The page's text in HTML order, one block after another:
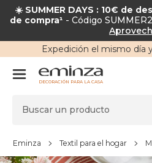
☀️ SUMMER DAYS : 10€ de
de compra¹ - Código
Expedición el mismo día
DECORACIÓN PARA LA CASA
Eminza Textil para el hogar